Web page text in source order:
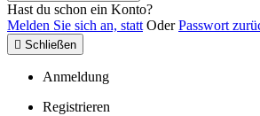
Hast du schon ein Konto?
Melden Sie sich an, statt OderPasswort
 Schließen
Anmeldung
Registrieren